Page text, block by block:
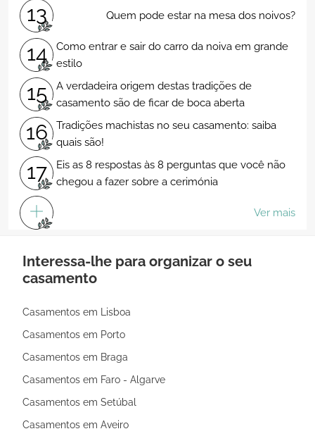
13 Quem pode estar na mesa dos noivos?
14
Como entrar e sair do carro da noiva em grande
estilo
15
A verdadeira origem destas tradições de
casamento são de ficar de boca aberta
16
Tradições machistas no seu casamento: saiba
quais são!
17
Eis as 8 respostas às 8 perguntas que você não
chegou a fazer sobre a cerimónia
Ver mais
Interessa-lhe para organizar o seu
casamento
Casamentos em Lisboa
Casamentos em Porto
Casamentos em Braga
Casamentos em Faro - Algarve
Casamentos em Setúbal
Casamentos em Aveiro